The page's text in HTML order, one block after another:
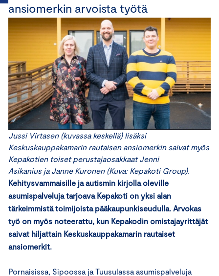
ansiomerkin arvoista työtä
Jussi Virtasen (kuvassa keskellä) lisäksi
Keskuskauppakamarin rautaisen ansiomerkin saivat myös
Kepakotien toiset perustajaosakkaat Jenni
Asikanius ja Janne Kuronen (Kuva: Kepakoti Group).
Kehitysvammaisille ja autismin kirjolla oleville
asumispalveluja tarjoava Kepakoti on yksi alan
tärkeimmistä toimijoista pääkaupunkiseudulla. Arvokas
työ on myös noteerattu, kun Kepakodin omistajayrittäjät
saivat hiljattain Keskuskauppakamarin rautaiset
ansiomerkit.
Pornaisissa, Sipoossa ja Tuusulassa asumispalveluja